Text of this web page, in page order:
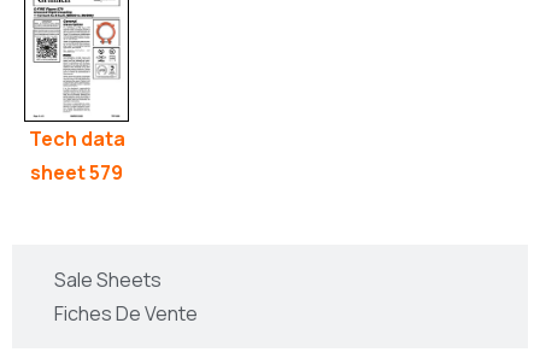
Sale Sheets
Fiches De Vente
Tech data
sheet 579